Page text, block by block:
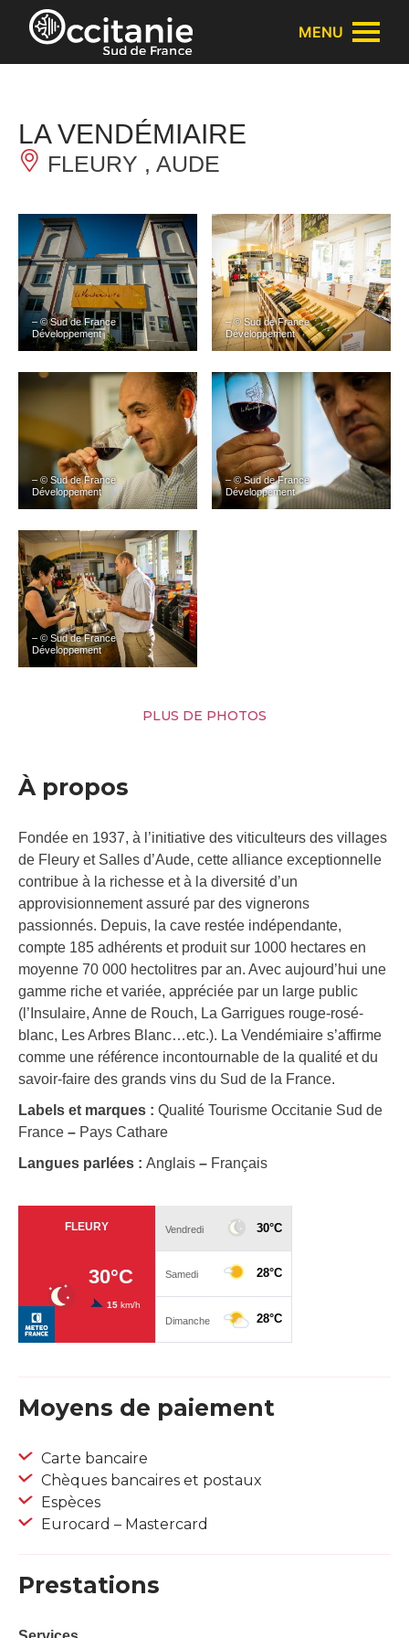
Panneau de gestion des cookies
MENU
LA VENDÉMIAIRE
FLEURY , AUDE
– © Sud de France
Développement
– © Sud de France
Développement
– © Sud de France
Développement
– © Sud de France
Développement
– © Sud de France
Développement
PLUS DE PHOTOS
À propos
Fondée en 1937, à l’initiative des viticulteurs des villages
de Fleury et Salles d’Aude, cette alliance exceptionnelle
contribue à la richesse et à la diversité d’un
approvisionnement assuré par des vignerons
passionnés. Depuis, la cave restée indépendante,
compte 185 adhérents et produit sur 1000 hectares en
moyenne 70 000 hectolitres par an. Avec aujourd’hui une
gamme riche et variée, appréciée par un large public
(l’Insulaire, Anne de Rouch, La Garrigues rouge-rosé-
blanc, Les Arbres Blanc…etc.). La Vendémiaire s’affirme
comme une référence incontournable de la qualité et du
savoir-faire des grands vins du Sud de la France.
Labels et marques : Qualité Tourisme Occitanie Sud de
France – Pays Cathare
Langues parlées : Anglais – Français
Moyens de paiement
Carte bancaire
Chèques bancaires et postaux
Espèces
Eurocard – Mastercard
Prestations